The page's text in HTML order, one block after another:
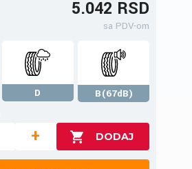
5.042 RSD
sa PDV-om
D
B(67dB)
+